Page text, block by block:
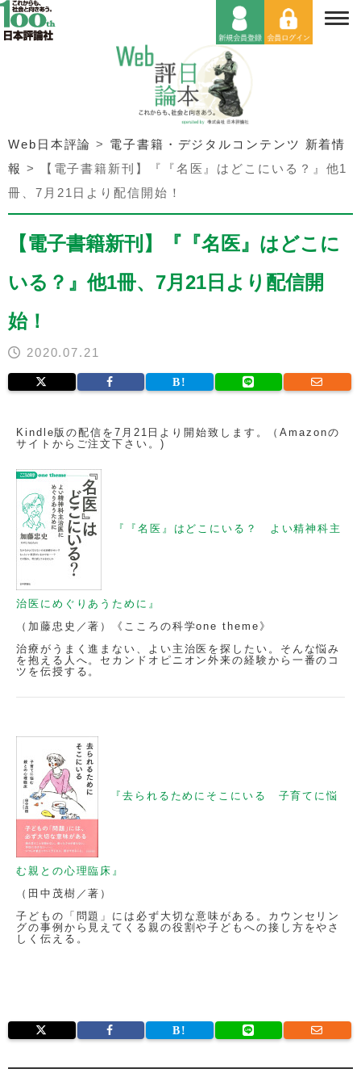
Web日本評論 > 電子書籍・デジタルコンテンツ 新着情
報 >
【電子書籍新刊】『『名医』はどこにいる？』他1
冊、7月21日より配信開始！
【電子書籍新刊】『『名医』はどこに
いる？』他1冊、7月21日より配信開
始！
2020.07.21
Kindle版の配信を7月21日より開始致します。（Amazonの
サイトからご注文下さい。)
『『名医』はどこにいる？ よい精神科主
治医にめぐりあうために』
（加藤忠史／著）《こころの科学one theme》
治療がうまく進まない、よい主治医を探したい。そんな悩み
を抱える人へ。セカンドオピニオン外来の経験から一番のコ
ツを伝授する。
『去られるためにそこにいる 子育てに悩
む親との心理臨床』
（田中茂樹／著）
子どもの「問題」には必ず大切な意味がある。カウンセリン
グの事例から見えてくる親の役割や子どもへの接し方をやさ
しく伝える。